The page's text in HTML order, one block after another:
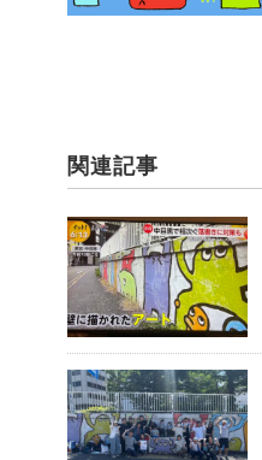
関連記事